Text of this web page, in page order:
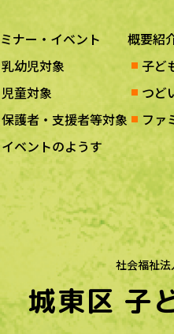
ナー・イベント
乳幼児対象
児童対象
保護者・支援者等対象
イベントのようす
概要紹
子ど
つど
ファ
社会福祉
城東区子